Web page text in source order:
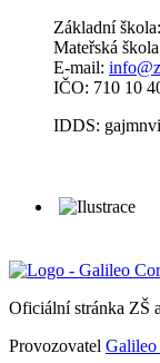
Základní
Mateřská
E-mail:
IČO: 710 10
IDDS: gajmnvi
Oficiální stránka ZŠ
Provozovatel Galileo